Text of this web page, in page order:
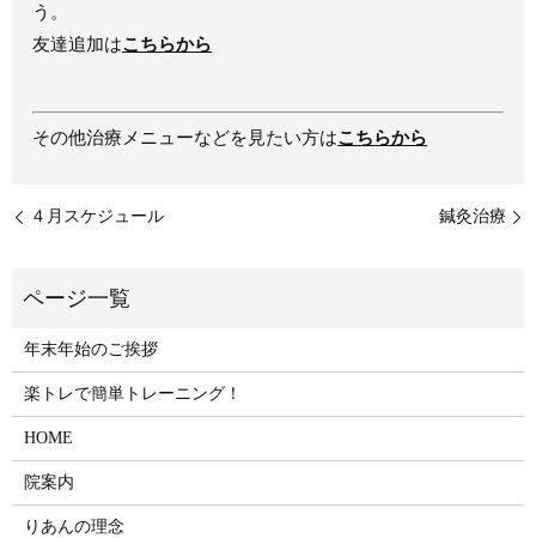
う。
友達追加はこちらから
その他治療メニューなどを見たい方はこちらから
４月スケジュール 鍼灸治療
年末年始のご挨拶
楽トレで簡単トレーニング！
HOME
院案内
りあんの理念